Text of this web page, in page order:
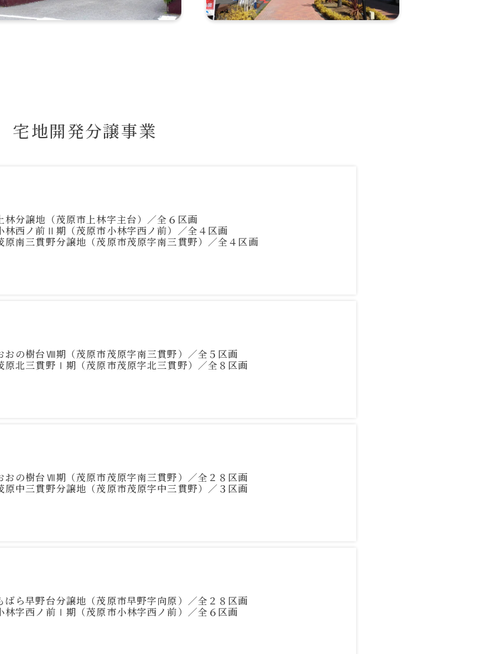
宅地開発分譲事業
林分譲地（茂原市上林字主台）／全６区画
林西ノ前Ⅱ期（茂原市小林字西ノ前）／全４区画
原南三貫野分譲地（茂原市茂原字南三貫野）／全４区画
おの樹台Ⅷ期（茂原市茂原字南三貫野）／全５区画
原北三貫野Ⅰ期（茂原市茂原字北三貫野）／全８区画
おの樹台Ⅶ期（茂原市茂原字南三貫野）／全２８区画
原中三貫野分譲地（茂原市茂原字中三貫野）／３区画
ばら早野台分譲地（茂原市早野字向原）／全２８区画
林字西ノ前Ⅰ期（茂原市小林字西ノ前）／全６区画